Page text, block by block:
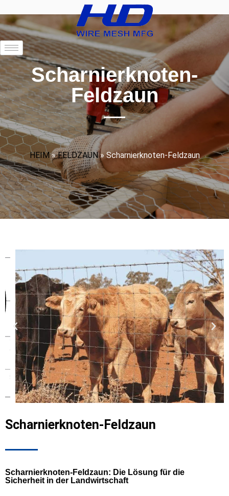
Scharnierknoten-
Feldzaun
HEIM»FELDZAUN»Scharnierknoten-Feldzaun
Scharnierknoten-Feldzaun
Scharnierknoten-Feldzaun: Die Lösung für die
Sicherheit in der Landwirtschaft